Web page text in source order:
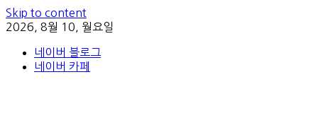
Skip to content
2026, 8월 10, 월요일
네이버 블로그
네이버 카페